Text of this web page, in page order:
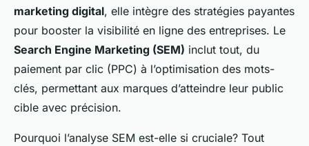
marketing digital, elle intègre des stratégies payantes
pour booster la visibilité en ligne des entreprises. Le
Search Engine Marketing (SEM) inclut tout, du
paiement par clic (PPC) à l’optimisation des mots-
clés, permettant aux marques d’atteindre leur public
cible avec précision.
Pourquoi l’analyse SEM est-elle si cruciale? Tout